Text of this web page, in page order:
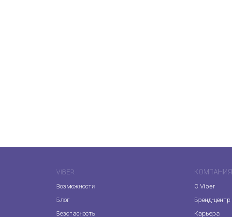
VIBER
Возможности
Блог
Безопасность
КОМПАНИЯ
О Viber
Бренд-центр
Карьера